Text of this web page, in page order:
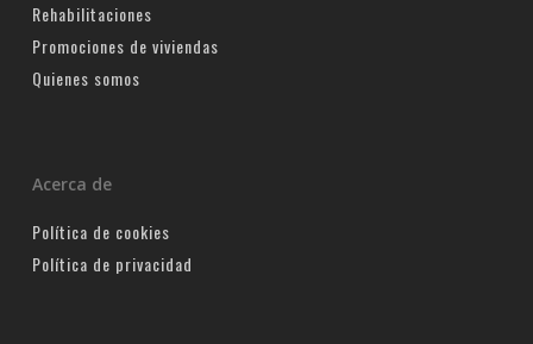
Rehabilitaciones
Promociones de viviendas
Quienes somos
Acerca de
Política de cookies
Política de privacidad